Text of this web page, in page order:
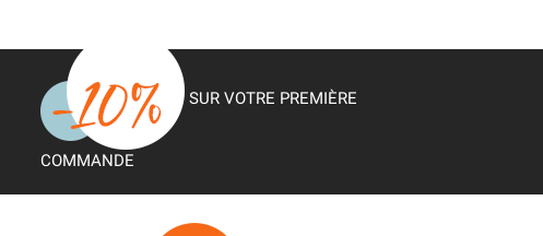
SUR VOTRE PREMIÈRE
COMMANDE